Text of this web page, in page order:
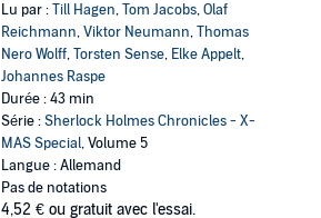
Lu par :Till Hagen,Tom Jacobs,Olaf
Reichmann,Viktor Neumann,Thomas
Nero Wolff,Torsten Sense, Elke Appelt,
Johannes Raspe
Durée : 43 min
Série :Sherlock Holmes Chronicles - X-
MAS Special, Volume 5
Langue : Allemand
Pas de notations
4,52 € ou gratuit avec l'essai.